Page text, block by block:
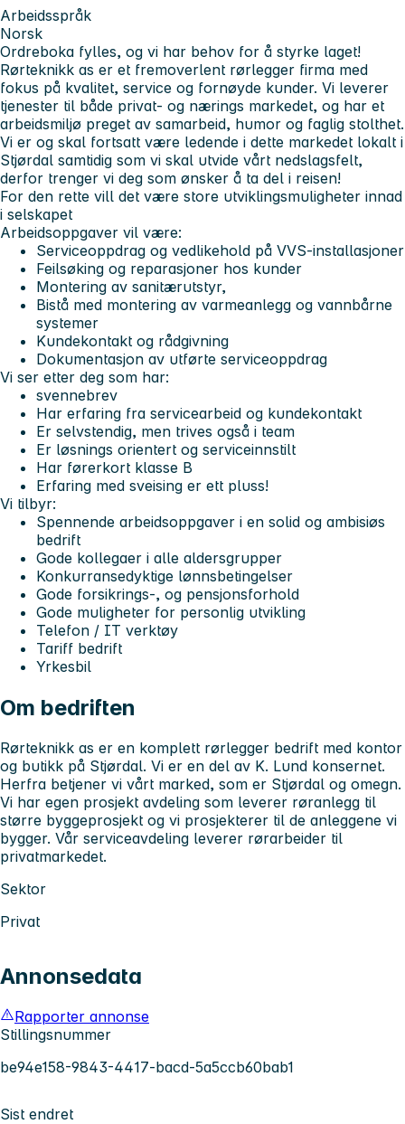
Arbeidsspråk
Norsk
Ordreboka fylles, og vi har behov for å styrke laget!
Rørteknikk as er et fremoverlent rørlegger firma med
fokus på kvalitet, service og fornøyde kunder. Vi leverer
tjenester til både privat- og nærings markedet, og har et
arbeidsmiljø preget av samarbeid, humor og faglig stolthet.
Vi er og skal fortsatt være ledende i dette markedet lokalt i
Stjørdal samtidig som vi skal utvide vårt nedslagsfelt,
derfor trenger vi deg som ønsker å ta del i reisen!
For den rette vill det være store utviklingsmuligheter innad
i selskapet
Arbeidsoppgaver vil være:
Serviceoppdrag og vedlikehold på VVS-installasjoner
Feilsøking og reparasjoner hos kunder
Montering av sanitærutstyr,
Bistå med montering av varmeanlegg og vannbårne
systemer
Kundekontakt og rådgivning
Dokumentasjon av utførte serviceoppdrag
Vi ser etter deg som har:
svennebrev
Har erfaring fra servicearbeid og kundekontakt
Er selvstendig, men trives også i team
Er løsnings orientert og serviceinnstilt
Har førerkort klasse B
Erfaring med sveising er ett pluss!
Vi tilbyr:
Spennende arbeidsoppgaver i en solid og ambisiøs
bedrift
Gode kollegaer i alle aldersgrupper
Konkurransedyktige lønnsbetingelser
Gode forsikrings-, og pensjonsforhold
Gode muligheter for personlig utvikling
Telefon / IT verktøy
Tariff bedrift
Yrkesbil
Om bedriften
Rørteknikk as er en komplett rørlegger bedrift med kontor
og butikk på Stjørdal. Vi er en del av K. Lund konsernet.
Herfra betjener vi vårt marked, som er Stjørdal og omegn.
Vi har egen prosjekt avdeling som leverer røranlegg til
større byggeprosjekt og vi prosjekterer til de anleggene vi
bygger. Vår serviceavdeling leverer rørarbeider til
privatmarkedet.
Sektor
Privat
Annonsedata
Rapporter annonse
Stillingsnummer
be94e158-9843-4417-bacd-5a5ccb60bab1
Sist endret